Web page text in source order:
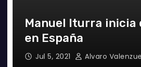
Manuel Iturra inicia
en España
Jul 5, 2021 Alvaro